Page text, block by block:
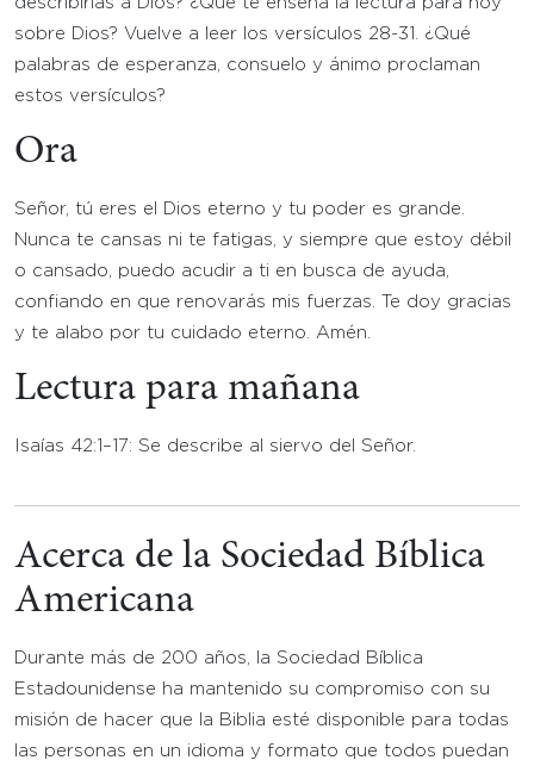
sobre Dios? Vuelve a leer los versículos 28-31. ¿Qué
palabras de esperanza, consuelo y ánimo proclaman
estos versículos?
Ora
Señor, tú eres el Dios eterno y tu poder es grande.
Nunca te cansas ni te fatigas, y siempre que estoy débil
o cansado, puedo acudir a ti en busca de ayuda,
confiando en que renovarás mis fuerzas. Te doy gracias
y te alabo por tu cuidado eterno. Amén.
Lectura para mañana
Isaías 42:1–17: Se describe al siervo del Señor.
Acerca de la Sociedad Bíblica
Americana
Durante más de 200 años, la Sociedad Bíblica
Estadounidense ha mantenido su compromiso con su
misión de hacer que la Biblia esté disponible para todas
las personas en un idioma y formato que todos puedan